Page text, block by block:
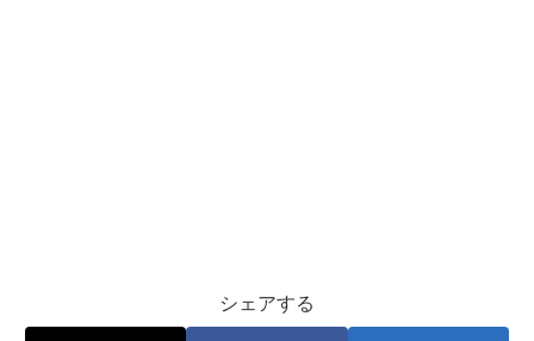
シェアする